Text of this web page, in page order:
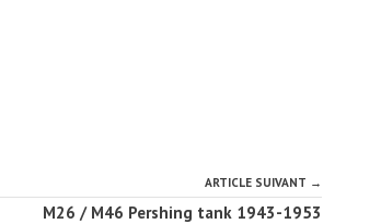
ARTICLE SUIVANT →
M26 / M46 Pershing tank 1943-1953